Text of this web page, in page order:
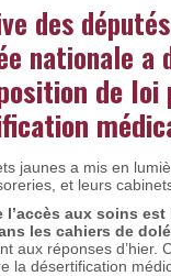
des
nationale
de loi
jaunes a mis en
et leurs
l’accès aux soins
les cahiers de
aux réponses d’hier.
la désertification